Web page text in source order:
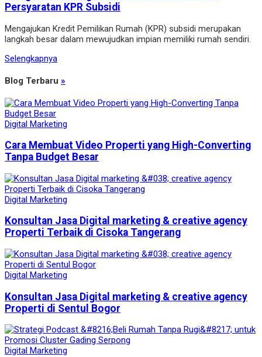
Persyaratan KPR Subsidi
Mengajukan Kredit Pemilikan Rumah (KPR) subsidi merupakan
langkah besar dalam mewujudkan impian memiliki rumah sendiri.
Selengkapnya
Blog Terbaru »
Digital Marketing
Cara Membuat Video Properti yang High-Converting
Tanpa Budget Besar
Digital Marketing
Konsultan Jasa Digital marketing & creative agency
Properti Terbaik di Cisoka Tangerang
Digital Marketing
Konsultan Jasa Digital marketing & creative agency
Properti di Sentul Bogor
Digital Marketing